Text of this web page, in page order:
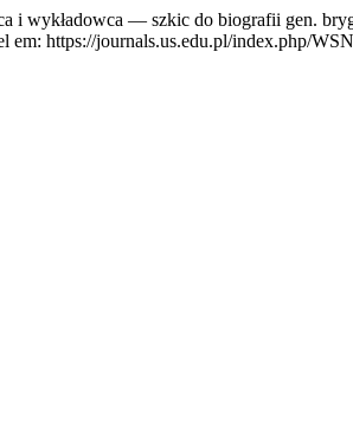
i wykładowca — szkic do biografii gen.
https://journals.us.edu.pl/index.php/